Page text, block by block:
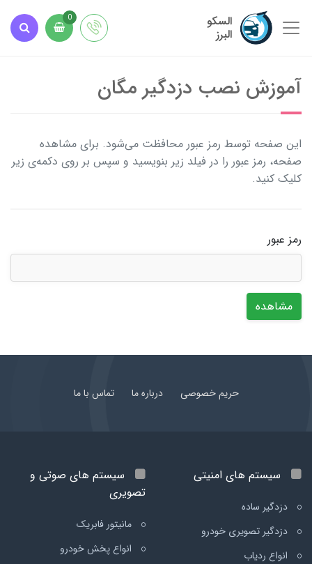
السکو
البرز
0
آموزش نصب دزدگیر مگان
این صفحه توسط رمز عبور محافظت می‌شود. برای مشاهده
صفحه، رمز عبور را در فیلد زیر بنویسید و سپس بر روی دکمه‌ی زیر
کلیک کنید.
رمز عبور
مشاهده
حریم خصوصی درباره ما تماس با ما
سیستم های امنیتی
دزدگیر ساده
دزدگیر تصویری خودرو
انواع ردیاب
سیستم های صوتی و
تصویری
مانیتور فابریک
انواع پخش خودرو